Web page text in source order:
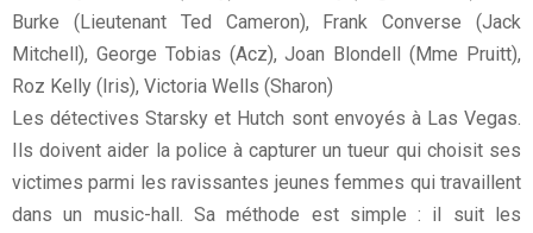
Burke (Lieutenant Ted Cameron), Frank Converse (Jack
Mitchell), George Tobias (Acz), Joan Blondell (Mme Pruitt),
Roz Kelly (Iris), Victoria Wells (Sharon)
Les détectives Starsky et Hutch sont envoyés à Las Vegas.
Ils doivent aider la police à capturer un tueur qui choisit ses
victimes parmi les ravissantes jeunes femmes qui travaillent
dans un music-hall. Sa méthode est simple : il suit les